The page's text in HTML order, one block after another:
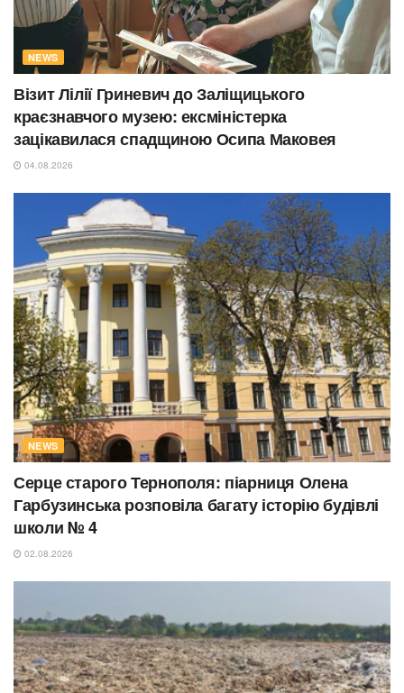
NEWS
Візит Лілії Гриневич до Заліщицького
краєзнавчого музею: ексміністерка
зацікавилася спадщиною Осипа Маковея
04.08.2026
NEWS
Серце старого Тернополя: піарниця Олена
Гарбузинська розповіла багату історію будівлі
школи № 4
02.08.2026